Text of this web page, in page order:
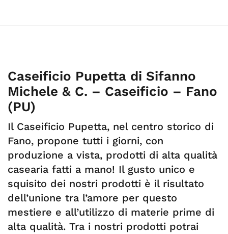
Caseificio Pupetta di Sifanno
Michele & C. – Caseificio – Fano
(PU)
Il Caseificio Pupetta, nel centro storico di
Fano, propone tutti i giorni, con
produzione a vista, prodotti di alta qualità
casearia fatti a mano! Il gusto unico e
squisito dei nostri prodotti è il risultato
dell’unione tra l’amore per questo
mestiere e all’utilizzo di materie prime di
alta qualità. Tra i nostri prodotti potrai